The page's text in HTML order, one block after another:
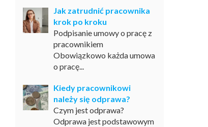
Jak zatrudnić pracownika
krok po kroku
Podpisanie umowy o pracę z
pracownikiem
Obowiązkowo każda umowa
o pracę...
Kiedy pracownikowi
należy się odprawa?
Czym jest odprawa?
Odprawa jest podstawowym